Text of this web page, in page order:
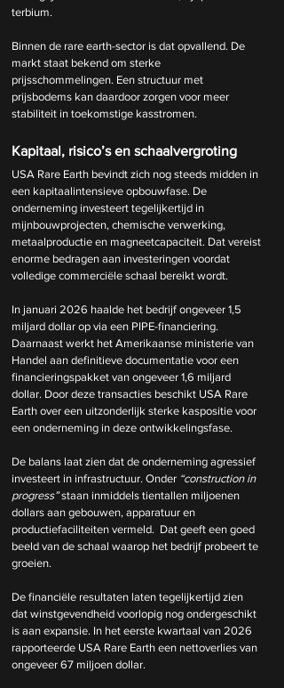
terbium.
Binnen de rare earth-sector is dat opvallend. De
markt staat bekend om sterke
prijsschommelingen. Een structuur met
prijsbodems kan daardoor zorgen voor meer
stabiliteit in toekomstige kasstromen.
Kapitaal, risico’s en schaalvergroting
USA Rare Earth bevindt zich nog steeds midden in
een kapitaalintensieve opbouwfase. De
onderneming investeert tegelijkertijd in
mijnbouwprojecten, chemische verwerking,
metaalproductie en magneetcapaciteit. Dat vereist
enorme bedragen aan investeringen voordat
volledige commerciële schaal bereikt wordt.
In januari 2026 haalde het bedrijf ongeveer 1,5
miljard dollar op via een PIPE-financiering.
Daarnaast werkt het Amerikaanse ministerie van
Handel aan definitieve documentatie voor een
financieringspakket van ongeveer 1,6 miljard
dollar. Door deze transacties beschikt USA Rare
Earth over een uitzonderlijk sterke kaspositie voor
een onderneming in deze ontwikkelingsfase.
De balans laat zien dat de onderneming agressief
investeert in infrastructuur. Onder “construction in
progress” staan inmiddels tientallen miljoenen
dollars aan gebouwen, apparatuur en
productiefaciliteiten vermeld.  Dat geeft een goed
beeld van de schaal waarop het bedrijf probeert te
groeien.
De financiële resultaten laten tegelijkertijd zien
dat winstgevendheid voorlopig nog ondergeschikt
is aan expansie. In het eerste kwartaal van 2026
rapporteerde USA Rare Earth een nettoverlies van
ongeveer 67 miljoen dollar.